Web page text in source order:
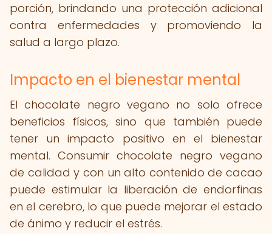
porción, brindando una protección adicional
contra enfermedades y promoviendo la
salud a largo plazo.
Impacto en el bienestar mental
El chocolate negro vegano no solo ofrece
beneficios físicos, sino que también puede
tener un impacto positivo en el bienestar
mental. Consumir chocolate negro vegano
de calidad y con un alto contenido de cacao
puede estimular la liberación de endorfinas
en el cerebro, lo que puede mejorar el estado
de ánimo y reducir el estrés.